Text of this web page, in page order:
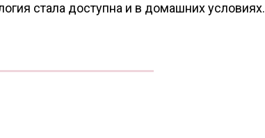
стала доступна и в домашних условиях.